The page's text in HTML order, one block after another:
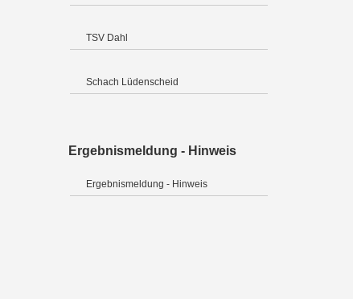
TSV Dahl
Schach Lüdenscheid
Ergebnismeldung - Hinweis
Ergebnismeldung - Hinweis